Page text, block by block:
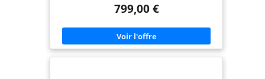
grand plan de travail en bois massif XL qui offre
à roulement fluide et silencieux : les glissières
pour charges lourdes sont à double roulement à
billes, ce qui permet une ouverture et une
fermeture silencieuses, idéales pour un travail en
799,00 €